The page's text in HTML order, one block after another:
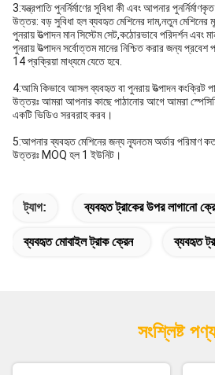
3:যন্ত্রপাতি পুনর্নির্মাণের সুবিধা কী এবং আপনার
উত্তর: বড় সুবিধা হল ব্যবহৃত মেশিনের দাম,নতুন মেশিনের
পুনরায় উত্পাদন মান সিস্টেম সেট,কঠোরভাবে পরিদর্শন এবং
পুনরায় উত্পাদন সর্বোত্তম মানের নিশ্চিত করার জন্য প্রবেশ
14 প্রক্রিয়া মাধ্যমে যেতে হবে.
4:আমি কিভাবে আসল ব্যবহৃত বা পুনরায় উত্পাদন কংক্রিট
উত্তরঃ আমরা আপনার কাছে পাঠানোর আগে আমরা
একটি ভিডিও সরবরাহ করব।
5:আপনার ব্যবহৃত মেশিনের জন্য ন্যূনতম অর্ডার পরিমাণ
উত্তরঃ MOQ হল 1 ইউনিট।
ট্যাগ: ব্যবহৃত ট্রাকের উপর লাগানো
ব্যবহৃত মোবাইল ট্রাক ক্রেন ব্যবহৃত
সংশ্লিষ্ট পণ্য